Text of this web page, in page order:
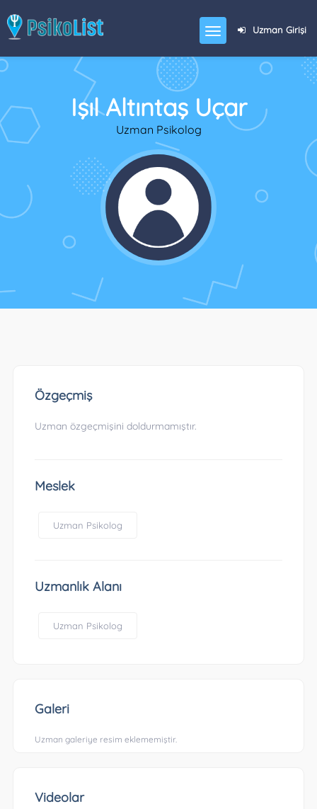
Uzman Girişi
Işıl Altıntaş Uçar
Uzman Psikolog
Özgeçmiş
Uzman özgeçmişini doldurmamıştır.
Meslek
Uzman Psikolog
Uzmanlık Alanı
Uzman Psikolog
Galeri
Uzman galeriye resim eklememiştir.
Videolar